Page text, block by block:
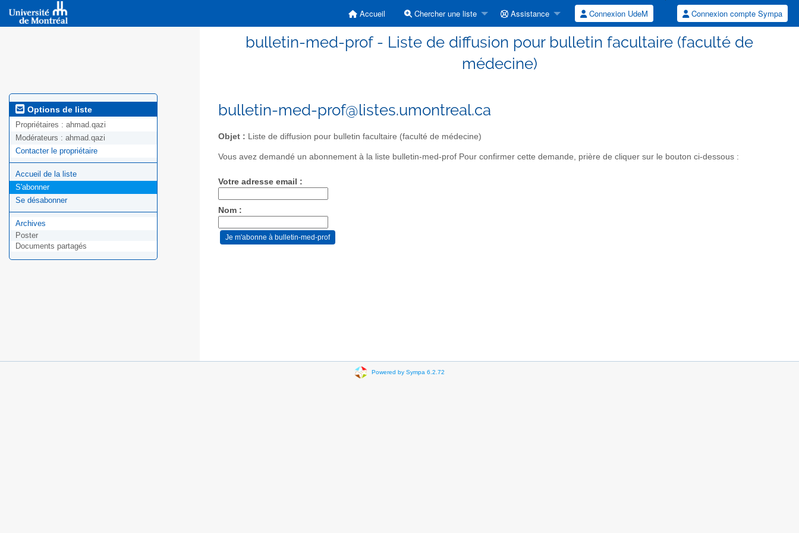
Accueil Chercher une liste Assistance Connexion UdeM Connexion compte Sympa
bulletin-med-prof - Liste de diffusion pour bulletin facultaire (faculté de
médecine)
Options de liste
Propriétaires : ahmad.qazi
Modérateurs : ahmad.qazi
Contacter le propriétaire
Accueil de la liste
S'abonner
Se désabonner
Archives
Poster
Documents partagés
bulletin-med-prof@listes.umontreal.ca
Objet : Liste de diffusion pour bulletin facultaire (faculté de médecine)
Vous avez demandé un abonnement à la liste bulletin-med-prof Pour confirmer cette demande, prière de cliquer sur le bouton ci-dessous :
Votre adresse email :
Nom :
Powered by Sympa 6.2.72